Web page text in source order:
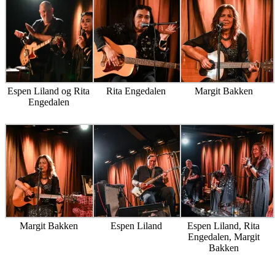
Espen Liland og Rita
Engedalen
Rita Engedalen Margit Bakken
Margit Bakken Espen Liland
Espen Liland, Rita
Engedalen, Margit
Bakken